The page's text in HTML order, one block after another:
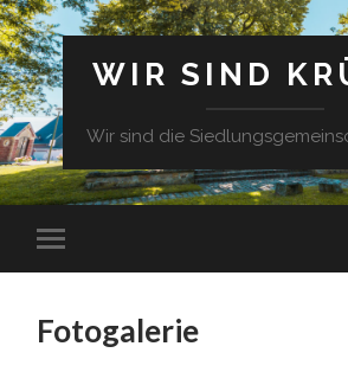
WIR SIND
Wir sind die
Fotogalerie